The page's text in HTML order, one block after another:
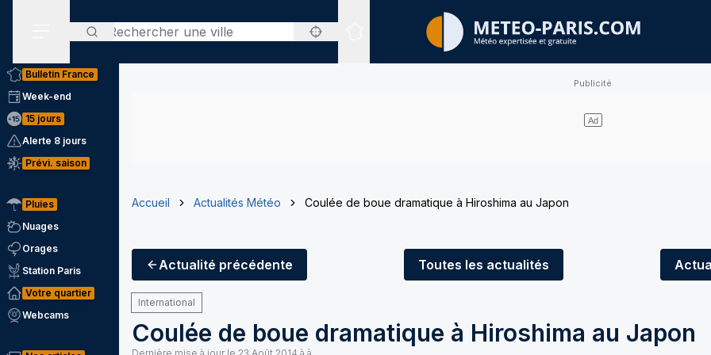
Rechercher
Sites expertisés
Bulletin France
Week-end
15 jours
Alerte 8 jours
Prévi. saison
Pluies
Nuages
Orages
Station Paris
Votre quartier
Webcams
Accueil Actualités Météo Coulée de boue dramatique à Hiroshima au Japon
Actualité précédente Toutes les actualités
International
Coulée de boue dramatique à Hiroshima au Japon